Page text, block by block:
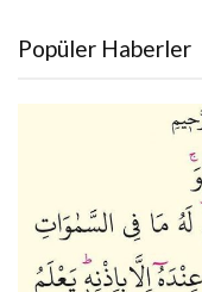
Popüler Haberler